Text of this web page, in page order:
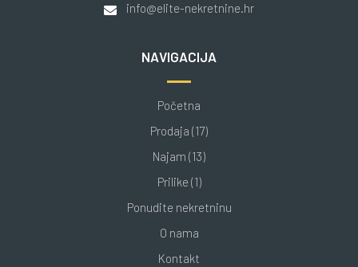
info@elite-nekretnine.hr
NAVIGACIJA
Početna
Prodaja (17)
Najam (13)
Prilike (1)
Ponudite nekretninu
O nama
Kontakt